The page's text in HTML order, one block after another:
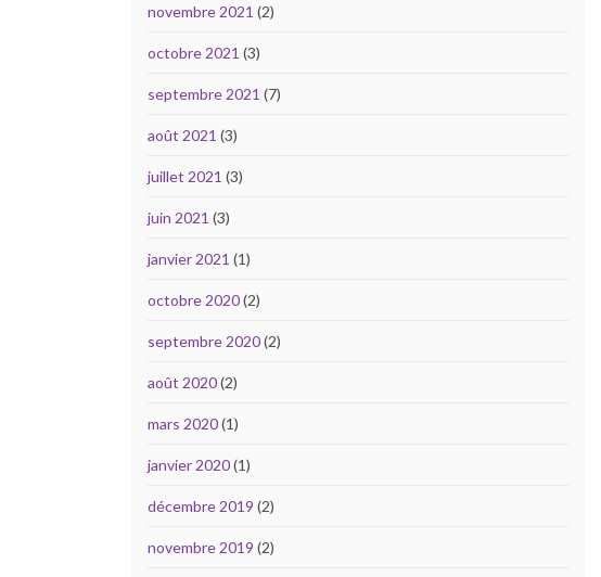
novembre 2021 (2)
octobre 2021 (3)
septembre 2021 (7)
août 2021 (3)
juillet 2021 (3)
juin 2021 (3)
janvier 2021 (1)
octobre 2020(2)
septembre 2020(2)
août 2020(2)
mars 2020(1)
janvier 2020(1)
décembre 2019 (2)
novembre 2019 (2)